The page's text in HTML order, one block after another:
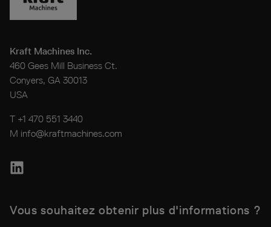
Kraft Machines Inc.
460 Gees Mill Business Ct.
Conyers, GA 30013
USA
T +1 470 551 3440
M info@kraftmachines.com
Vous souhaitez obtenir plus d'informations ?